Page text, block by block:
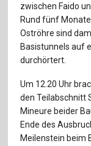
Service
Sprache /
zwischen Faido
Rund fünf
Oströhre sind
Basistunnels auf
durchörtert.
Um 12.20 Uhr
den Teilabschnitt
Mineure beider
Ende des
Meilenstein beim